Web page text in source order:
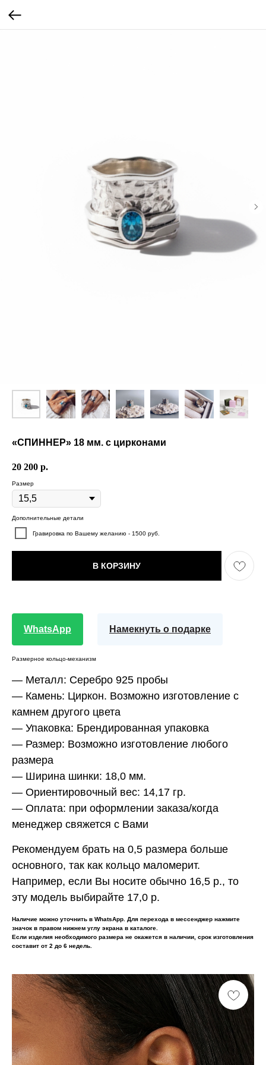
«СПИННЕР» 18 мм. с цирконами
20 200 р.
Размер
Дополнительные детали
Гравировка по Вашему желанию - 1500 руб.
В КОРЗИНУ
WhatsApp Намекнуть о подарке
Размерное кольцо-механизм
— Металл: Серебро 925 пробы
— Камень: Циркон. Возможно изготовление с
камнем другого цвета
— Упаковка: Брендированная упаковка
— Размер: Возможно изготовление любого
размера
— Ширина шинки: 18,0 мм.
— Ориентировочный вес: 14,17 гр.
— Оплата: при оформлении заказа/когда
менеджер свяжется с Вами
Рекомендуем брать на 0,5 размера больше
основного, так как кольцо маломерит.
Например, если Вы носите обычно 16,5 р., то
эту модель выбирайте 17,0 р.
Наличие можно уточнить в WhatsApp. Для перехода в мессенджер нажмите
значок в правом нижнем углу экрана в каталоге.
Если изделия необходимого размера не окажется в наличии, срок изготовления
составит от 2 до 6 недель.